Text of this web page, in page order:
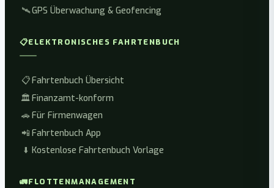
🛰️GPS Überwachung & Geofencing
📋ELEKTRONISCHES FAHRTENBUCH
📋Fahrtenbuch Übersicht
🏛️Finanzamt-konform
🚗 Für Firmenwagen
📲 Fahrtenbuch App
⬇️ Kostenlose Fahrtenbuch Vorlage
🚛FLOTTENMANAGEMENT